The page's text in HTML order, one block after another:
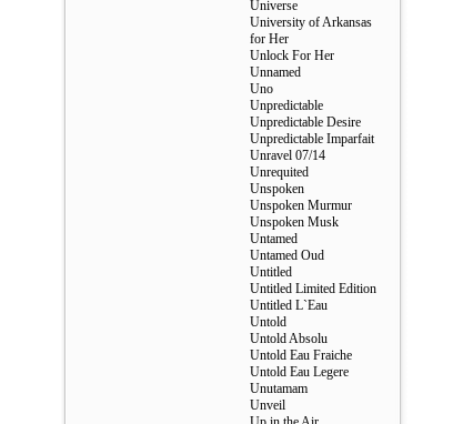
Universe
University of Arkansas
for Her
Unlock For Her
Unnamed
Uno
Unpredictable
Unpredictable Desire
Unpredictable Imparfait
Unravel 07/14
Unrequited
Unspoken
Unspoken Murmur
Unspoken Musk
Untamed
Untamed Oud
Untitled
Untitled Limited Edition
Untitled L`Eau
Untold
Untold Absolu
Untold Eau Fraiche
Untold Eau Legere
Unutamam
Unveil